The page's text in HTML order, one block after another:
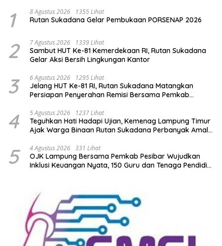
1 8 Agustus 2026 1355 Lihat
Rutan Sukadana Gelar Pembukaan PORSENAP 2026
2 7 Agustus 2026 1339 Lihat
Sambut HUT Ke-81 Kemerdekaan RI, Rutan Sukadana
Gelar Aksi Bersih Lingkungan Kantor
3 6 Agustus 2026 1295 Lihat
Jelang HUT Ke-81 RI, Rutan Sukadana Matangkan
Persiapan Penyerahan Remisi Bersama Pemkab
4 5 Agustus 2026 1237 Lihat
Teguhkan Hati Hadapi Ujian, Kemenag Lampung Timur
Ajak Warga Binaan Rutan Sukadana Perbanyak Amal
5 4 Agustus 2026 331 Lihat
OJK Lampung Bersama Pemkab Pesibar Wujudkan
Inklusi Keuangan Nyata, 150 Guru dan Tenaga Pendidik